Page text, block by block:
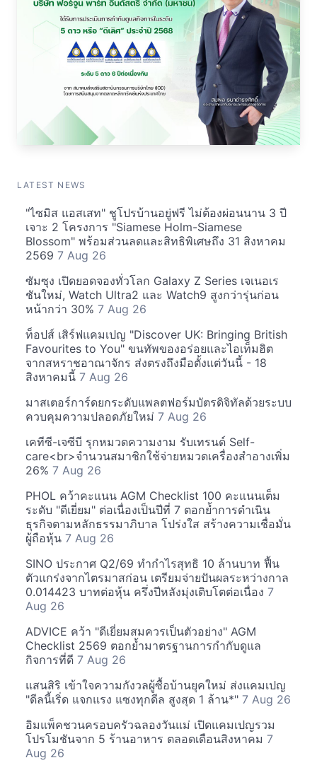
LATEST NEWS
"ไซมิส แอสเสท" ชูโปรบ้านอยู่ฟรี ไม่ต้องผ่อนนาน 3 ปี
เจาะ 2 โครงการ "Siamese Holm-Siamese
Blossom" พร้อมส่วนลดและสิทธิพิเศษถึง 31 สิงหาคม
2569 7 Aug 26
ซัมซุง เปิดยอดจองทั่วโลก Galaxy Z Series เจเนอเร
ชันใหม่, Watch Ultra2 และ Watch9 สูงกว่ารุ่นก่อน
หน้ากว่า 30% 7 Aug 26
ท็อปส์ เสิร์ฟแคมเปญ "Discover UK: Bringing British
Favourites to You" ขนทัพของอร่อยและไอเท็มฮิต
จากสหราชอาณาจักร ส่งตรงถึงมือตั้งแต่วันนี้ - 18
สิงหาคมนี้ 7 Aug 26
มาสเตอร์การ์ดยกระดับแพลตฟอร์มบัตรดิจิทัลด้วยระบบ
ควบคุมความปลอดภัยใหม่ 7 Aug 26
เคทีซี-เจซีบี รุกหมวดความงาม รับเทรนด์ Self-
care<br>จำนวนสมาชิกใช้จ่ายหมวดเครื่องสำอางเพิ่ม
26% 7 Aug 26
PHOL คว้าคะแนน AGM Checklist 100 คะแนนเต็ม
ระดับ "ดีเยี่ยม" ต่อเนื่องเป็นปีที่ 7 ตอกย้ำการดำเนิน
ธุรกิจตามหลักธรรมาภิบาล โปร่งใส สร้างความเชื่อมั่น
ผู้ถือหุ้น 7 Aug 26
SINO ประกาศ Q2/69 ทำกำไรสุทธิ 10 ล้านบาท ฟื้น
ตัวแกร่งจากไตรมาสก่อน เตรียมจ่ายปันผลระหว่างกาล
0.014423 บาทต่อหุ้น ครึ่งปีหลังมุ่งเติบโตต่อเนื่อง 7
Aug 26
ADVICE คว้า "ดีเยี่ยมสมควรเป็นตัวอย่าง" AGM
Checklist 2569 ตอกย้ำมาตรฐานการกำกับดูแล
กิจการที่ดี 7 Aug 26
แสนสิริ เข้าใจความกังวลผู้ซื้อบ้านยุคใหม่ ส่งแคมเปญ
"ดีลนี้เริ่ด แจกแรง แซงทุกดีล สูงสุด 1 ล้าน*" 7 Aug 26
อิมแพ็คชวนครอบครัวฉลองวันแม่ เปิดแคมเปญรวม
โปรโมชันจาก 5 ร้านอาหาร ตลอดเดือนสิงหาคม 7
Aug 26